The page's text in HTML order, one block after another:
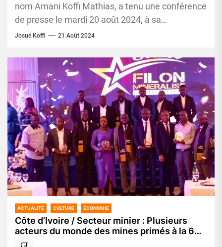
nom Amani Koffi Mathias, a tenu une conférence
de presse le mardi 20 août 2024, à sa
Résidence,...
Josué Koffi 21 Août 2024
ACTUALITÉ CULTURE ÉCONOMIE
Côte d’Ivoire / Secteur minier : Plusieurs
acteurs du monde des mines primés à la 6
ème édition de la soirée Filon minéralisée